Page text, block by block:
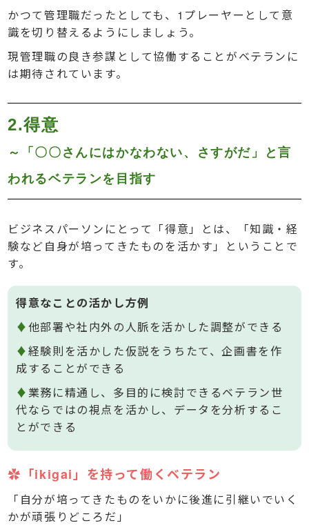
かつて管理職だったとしても、1プレーヤーとして意
識を切り替えるようにしましょう。
現管理職の良き参謀として協働することがベテランに
は期待されています。
2.得意
～「〇〇さんにはかなわない、さすがだ」と言
われるベテランを目指す
ビジネスパーソンにとって「得意」とは、「知識・経
験など自身が培ってきたものを活かす」ということで
す。
得意なことの活かし方例
♦他部署や社内外の人脈を活かした調整ができる
♦経験則を活かした仮説をうちたて、企画書を作
成することができる
♦ 業務に精通し、多目的に検討できるベテラン世
代ならではの視点を活かし、データを分析するこ
とができる
✿「ikigai」を持って働くベテラン
「自分が培ってきたものをいかに後進に引継いでいく
かが頑張りどころだ」